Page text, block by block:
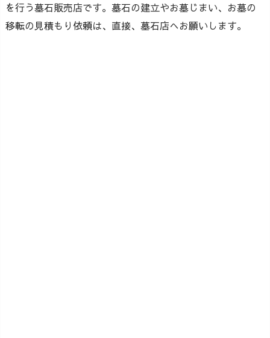
を行う墓石販売店です。墓石の建立やお墓じまい、お墓の
移転の見積もり依頼は、直接、墓石店へお願いします。